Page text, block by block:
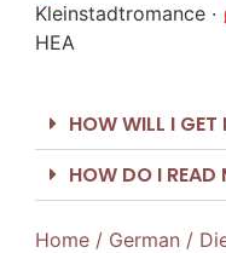
Kleinstadtromance
HEA
HOW WILL I
HOW DO I
Home / German /